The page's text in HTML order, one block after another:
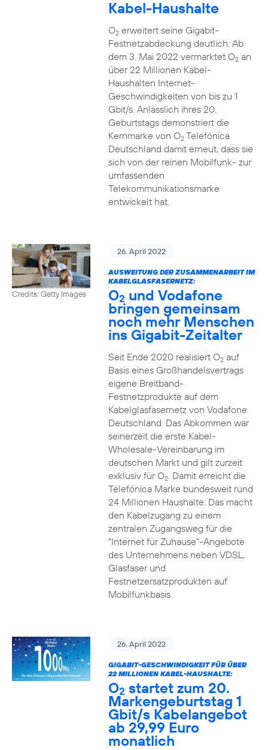
Kabel-Haushalte
O2erweitert seine Gigabit-
Festnetzabdeckung deutlich: Ab
dem 3. Mai 2022 vermarktet O2an
über 22 Millionen Kabel-
Haushalten Internet-
Geschwindigkeiten von bis zu 1
Gbit/s. Anlässlich ihres 20.
Geburtstags demonstriert die
Kernmarke von O2Telefónica
Deutschland damit erneut, dass sie
sich von der reinen Mobilfunk- zur
umfassenden
Telekommunikationsmarke
entwickelt hat.
Credits: Getty Images
26. April 2022
AUSWEITUNG DER ZUSAMMENARBEIT IM
KABELGLASFASERNETZ:
O2 und Vodafone
bringen gemeinsam
noch mehr Menschen
ins Gigabit-Zeitalter
Seit Ende 2020 realisiert O2auf
Basis eines Großhandelsvertrags
eigene Breitband-
Festnetzprodukte auf dem
Kabelglasfasernetz von Vodafone
Deutschland. Das Abkommen war
seinerzeit die erste Kabel-
Wholesale-Vereinbarung im
deutschen Markt und gilt zurzeit
exklusiv für O2. Damit erreicht die
Telefónica Marke bundesweit rund
24 Millionen Haushalte. Das macht
den Kabelzugang zu einem
zentralen Zugangsweg für die
“Internet für Zuhause”-Angebote
des Unternehmens neben VDSL,
Glasfaser und
Festnetzersatzprodukten auf
Mobilfunkbasis.
26. April 2022
GIGABIT-GESCHWINDIGKEIT FÜR ÜBER
22 MILLIONEN KABEL-HAUSHALTE:
O2 startet zum 20.
Markengeburtstag 1
Gbit/s Kabelangebot
ab 29,99 Euro
monatlich